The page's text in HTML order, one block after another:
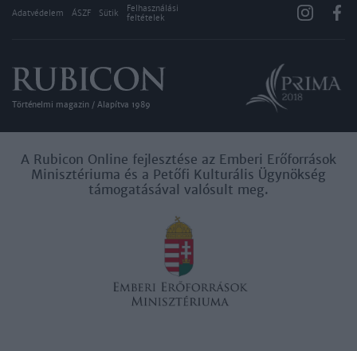
Adatvédelem ÁSZF Sütik
Felhasználási
feltételek
Történelmi magazin / Alapítva 1989
A Rubicon Online fejlesztése az Emberi Erőforrások
Minisztériuma és a Petőfi Kulturális Ügynökség
támogatásával valósult meg.